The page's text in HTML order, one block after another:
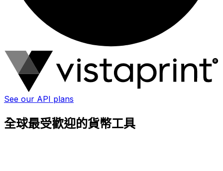
See our API plans
全球最受歡迎的貨幣工具